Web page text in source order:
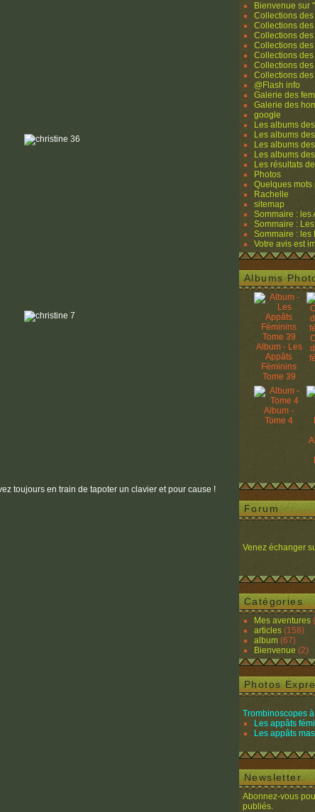
toujours en train de tapoter un clavier et pour cause !
Bienvenue sur
Collections
Collections
Collections
Collections
Collections
Collections
Collections
@Flash info
Galerie des
Galerie des
google
Les albums
Les albums
Les albums
Les albums
Les résultats
Photos
Quelques mots
Rachelle
sitemap
Sommaire : les
Sommaire :
Sommaire : les
Votre avis est
Albums
Album - Les
Appâts
Féminins
Tome 39
Album -
Tome 4
Forum
Venez échanger
Catégories
Mes aventures
articles (158)
album (67)
Bienvenue (2)
Photos
Trombinoscopes
Les appâts
Les appâts
Newsletter
Abonnez-vous
publiés.